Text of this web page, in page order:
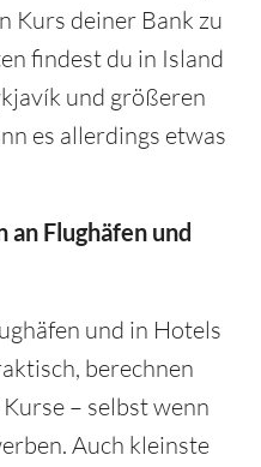
Kurs deiner Bank zu
findest du in Island
und größeren
es allerdings etwas
Flughäfen und
und in Hotels
berechnen
– selbst wenn
Auch kleinste